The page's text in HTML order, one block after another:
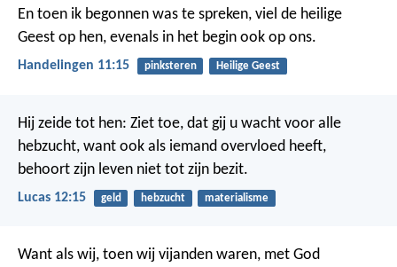
En toen ik begonnen was te spreken, viel de heilige
Geest op hen, evenals in het begin ook op ons.
Handelingen 11:15 pinksteren Heilige Geest
Hij zeide tot hen: Ziet toe, dat gij u wacht voor alle
hebzucht, want ook als iemand overvloed heeft,
behoort zijn leven niet tot zijn bezit.
Lucas 12:15 geld hebzucht materialisme
Want als wij, toen wij vijanden waren, met God